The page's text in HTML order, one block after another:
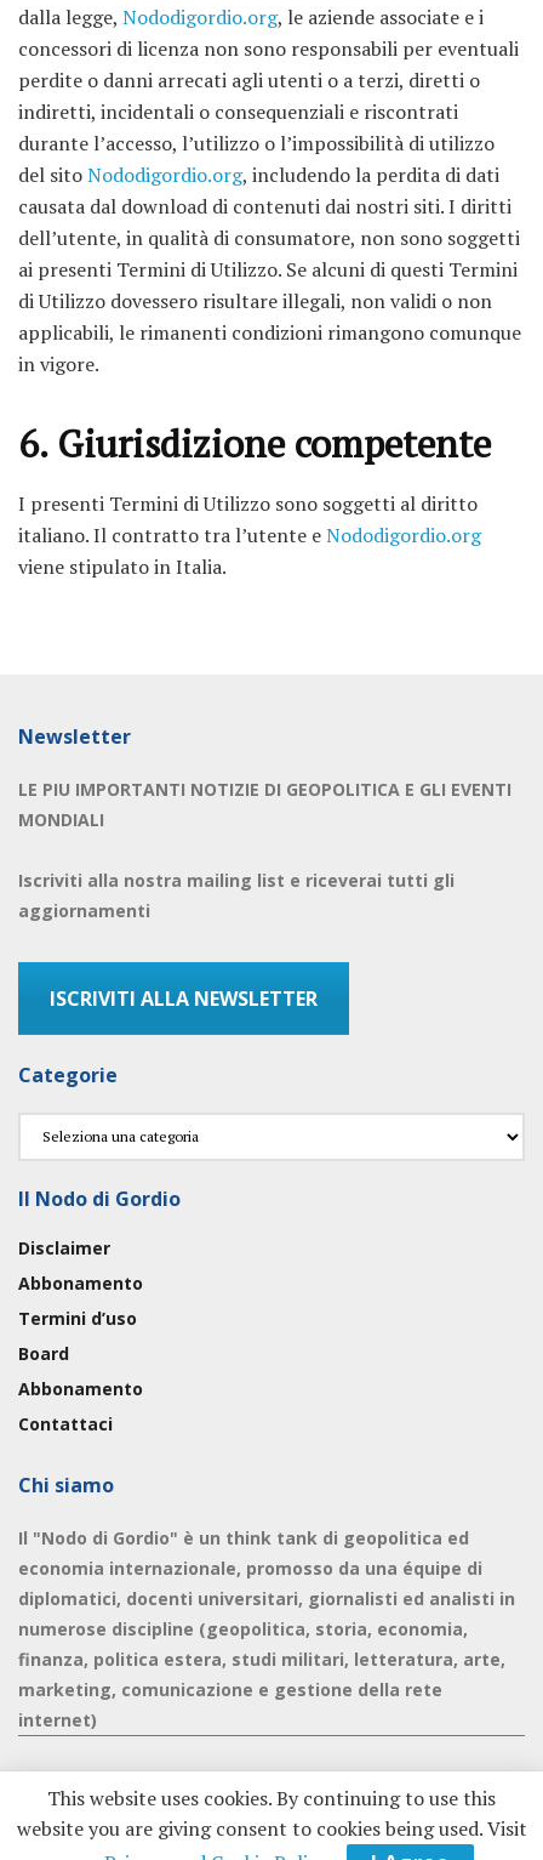
dalla legge, Nododigordio.org, le aziende associate e i
concessori di licenza non sono responsabili per eventuali
perdite o danni arrecati agli utenti o a terzi, diretti o
indiretti, incidentali o consequenziali e riscontrati
durante l’accesso, l’utilizzo o l’impossibilità di utilizzo
del sitoNododigordio.org, includendo la perdita di dati
causata dal download di contenuti dai nostri siti. I diritti
dell’utente, in qualità di consumatore, non sono soggetti
ai presenti Termini di Utilizzo. Se alcuni di questi Termini
di Utilizzo dovessero risultare illegali, non validi o non
applicabili, le rimanenti condizioni rimangono comunque
in vigore.
6. Giurisdizione competente
I presenti Termini di Utilizzo sono soggetti al diritto
italiano. Il contratto tra l’utente eNododigordio.org
viene stipulato in Italia.
Newsletter
LE PIU IMPORTANTI NOTIZIE DI GEOPOLITICA E GLI EVENTI
MONDIALI
Iscriviti alla nostra mailing list e riceverai tutti gli
aggiornamenti
ISCRIVITI ALLA NEWSLETTER
Categorie
Categorie
Il Nodo di Gordio
Disclaimer
Abbonamento
Termini d’uso
Board
Abbonamento
Contattaci
Chi siamo
Il "Nodo di Gordio" è un think tank di geopolitica ed
economia internazionale, promosso da una équipe di
diplomatici, docenti universitari, giornalisti ed analisti in
numerose discipline (geopolitica, storia, economia,
finanza, politica estera, studi militari, letteratura, arte,
marketing, comunicazione e gestione della rete
internet)
© 2020 - Nodo di Gordio - Privacy Policy |Cookie Policy
This website uses cookies. By continuing to use this
website you are giving consent to cookies being used. Visit